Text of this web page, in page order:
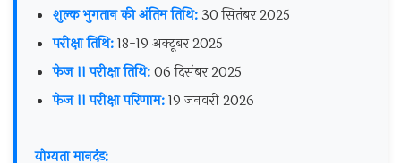
शुल्क भुगतान की अंतिम तिथि:30 सितंबर 2025
परीक्षा तिथि:18-19 अक्टूबर 2025
फेज II परीक्षा तिथि:06 दिसंबर 2025
फेज II परीक्षा परिणाम:19 जनवरी 2026
योग्यता मानदंड: